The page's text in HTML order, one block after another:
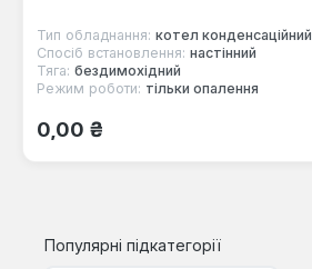
Тип обладнання: котел конденсаційний
Спосіб встановлення: настінний
Тяга: бездимохідний
Режим роботи: тільки опалення
Звичайна ціна:
0,00 ₴
Популярні підкатегорії